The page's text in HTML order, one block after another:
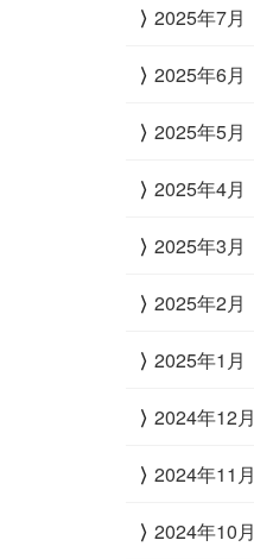
2025年7月
2025年6月
2025年5月
2025年4月
2025年3月
2025年2月
2025年1月
2024年12月
2024年11月
2024年10月